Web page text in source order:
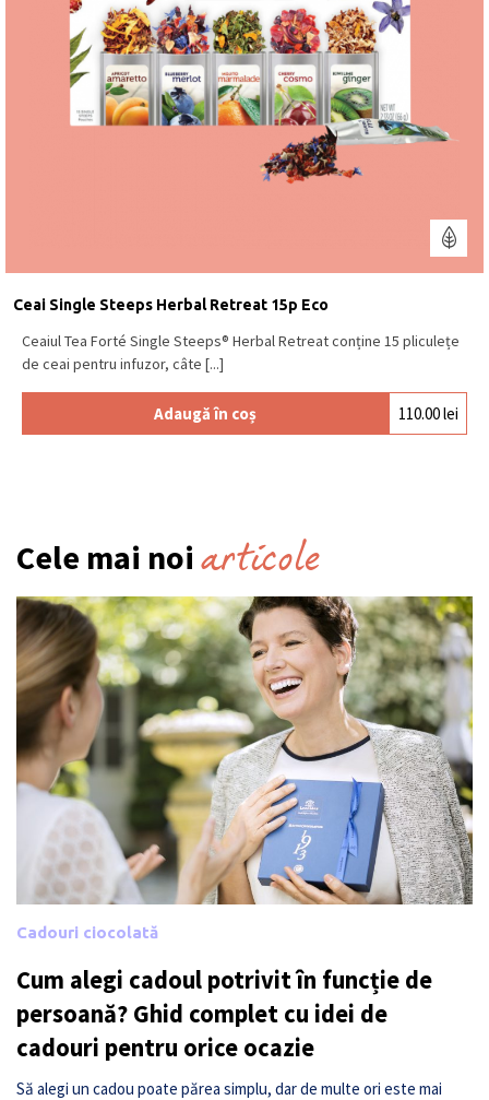
Ceai Single Steeps Herbal Retreat 15p Eco
Ceaiul Tea Forté Single Steeps® Herbal Retreat conține 15 pliculețe
de ceai pentru infuzor, câte [...]
Adaugă în coș 110.00lei
Cele mai noi articole
Cadouri ciocolată
Cum alegi cadoul potrivit în funcție de
persoană? Ghid complet cu idei de
cadouri pentru orice ocazie
Să alegi un cadou poate părea simplu, dar de multe ori este mai